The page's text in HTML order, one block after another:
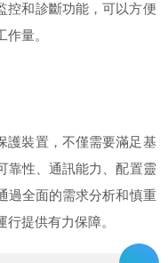
控和診斷功能，可以方便
量。
裝置，不僅需要滿足基
靠性、通訊能力、配置靈
過全面的需求分析和慎重
提供有力保障。